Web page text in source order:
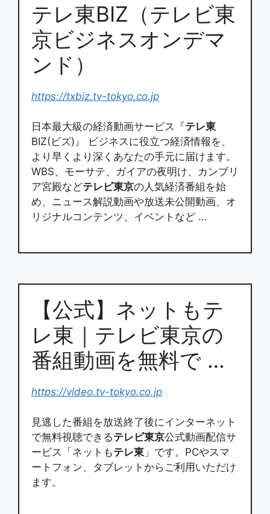
テレ東BIZ（テレビ東
京ビジネスオンデマ
ンド）
https://txbiz.tv-tokyo.co.jp
日本最大級の経済動画サービス『テレ東
BIZ(ビズ)』 ビジネスに役立つ経済情報を、
より早くより深くあなたの手元に届けます。
WBS、モーサテ、ガイアの夜明け、カンブリ
ア宮殿などテレビ東京の人気経済番組を始
め、ニュース解説動画や放送未公開動画、オ
リジナルコンテンツ、イベントなど …
【公式】ネットもテ
レ東｜テレビ東京の
番組動画を無料で …
https://video.tv-tokyo.co.jp
見逃した番組を放送終了後にインターネット
で無料視聴できるテレビ東京公式動画配信サ
ービス「ネットもテレ東 」です。PCやスマ
ートフォン、タブレットからご利用いただけ
ます。